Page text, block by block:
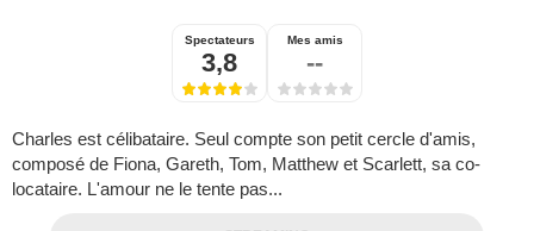
Spectateurs
3,8
Mes amis
--
Charles est célibataire. Seul compte son petit cercle d'amis,
composé de Fiona, Gareth, Tom, Matthew et Scarlett, sa co-
locataire. L'amour ne le tente pas...